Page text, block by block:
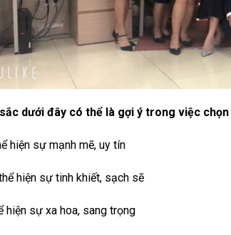
dưới đây có thể là gợi ý trong việc
hiện sự mạnh mẽ, uy tín
hiện sự tinh khiết, sạch sẽ
hiện sự xa hoa, sang trọng